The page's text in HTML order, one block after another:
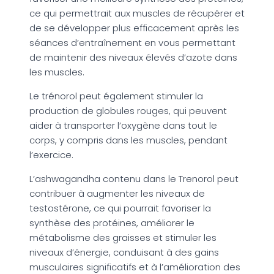
ce qui permettrait aux muscles de récupérer et
de se développer plus efficacement après les
séances d’entraînement en vous permettant
de maintenir des niveaux élevés d’azote dans
les muscles.
Le trénorol peut également stimuler la
production de globules rouges, qui peuvent
aider à transporter l’oxygène dans tout le
corps, y compris dans les muscles, pendant
l’exercice.
L’ashwagandha contenu dans le Trenorol peut
contribuer à augmenter les niveaux de
testostérone, ce qui pourrait favoriser la
synthèse des protéines, améliorer le
métabolisme des graisses et stimuler les
niveaux d’énergie, conduisant à des gains
musculaires significatifs et à l’amélioration des